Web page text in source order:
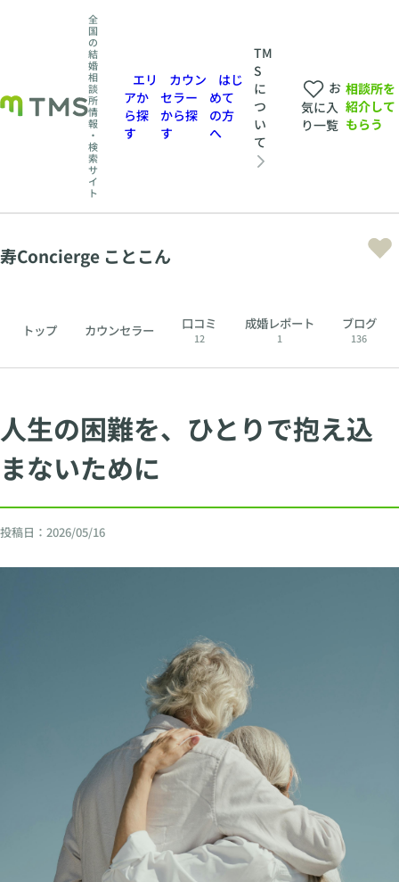
全
国
の
結
婚
相
談
所
情
報
・
検
索
サ
イ
ト
エリ
アか
ら探
す
カウン
セラー
から探
す
はじ
めて
の方
へ
TM
S
に
つ
い
て
お
気に入
り一覧
相談所を
紹介して
もらう
寿Concierge ことこん
トップ カウンセラー 口コミ
12
成婚レポート
1
ブログ
136
人生の困難を、ひとりで抱え込
まないために
投稿日： 2026/05/16